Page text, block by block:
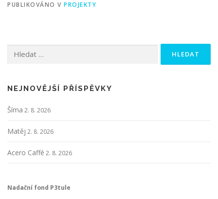
PUBLIKOVÁNO V PROJEKTY
NEJNOVĚJŠÍ PŘÍSPĚVKY
Šíma 2. 8. 2026
Matěj 2. 8. 2026
Acero Caffé 2. 8. 2026
Nadační fond P3tule